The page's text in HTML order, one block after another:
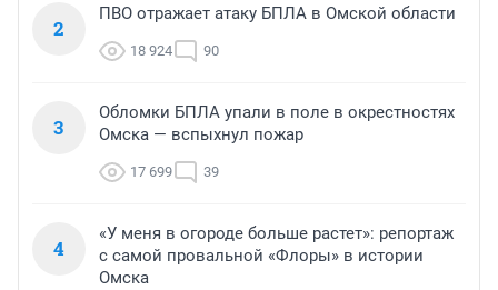
2
ПВО отражает атаку БПЛА в Омской области
18 924 90
3
Обломки БПЛА упали в поле в окрестностях
Омска — вспыхнул пожар
17 699 39
4
«У меня в огороде больше растет»: репортаж
с самой провальной «Флоры» в истории
Омска